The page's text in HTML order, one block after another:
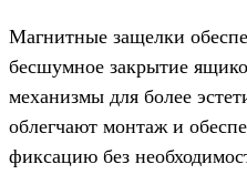
Магнитные защелки
бесшумное закрытие
механизмы для более
облегчают монтаж и
фиксацию без